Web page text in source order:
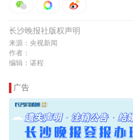
长沙晚报社版权声明
来源：央视新闻
作者：
编辑：谌程
广告